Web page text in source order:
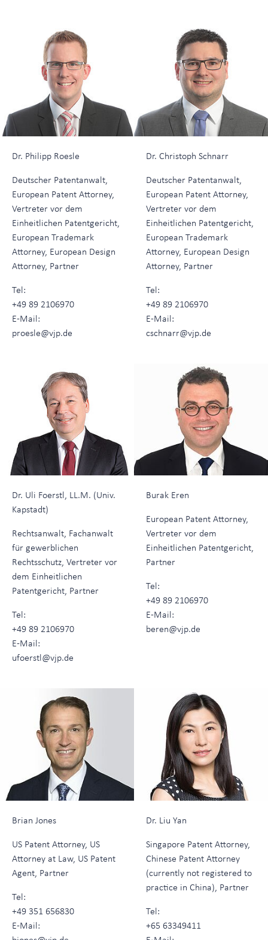
Dr. Philipp Roesle
Deutscher Patentanwalt,
European Patent Attorney,
Vertreter vor dem
Einheitlichen Patentgericht,
European Trademark
Attorney, European Design
Attorney, Partner
Tel:
+49 89 2106970
E-Mail:
proesle@vjp.de
Dr. Christoph Schnarr
Deutscher Patentanwalt,
European Patent Attorney,
Vertreter vor dem
Einheitlichen Patentgericht,
European Trademark
Attorney, European Design
Attorney, Partner
Tel:
+49 89 2106970
E-Mail:
cschnarr@vjp.de
Dr. Uli Foerstl, LL.M. (Univ.
Kapstadt)
Rechtsanwalt, Fachanwalt
für gewerblichen
Rechtsschutz, Vertreter vor
dem Einheitlichen
Patentgericht, Partner
Tel:
+49 89 2106970
E-Mail:
ufoerstl@vjp.de
Burak Eren
European Patent Attorney,
Vertreter vor dem
Einheitlichen Patentgericht,
Partner
Tel:
+49 89 2106970
E-Mail:
beren@vjp.de
Brian Jones
US Patent Attorney, US
Attorney at Law, US Patent
Agent, Partner
Tel:
+49 351 656830
E-Mail:
Dr. Liu Yan
Singapore Patent Attorney,
Chinese Patent Attorney
(currently not registered to
practice in China), Partner
Tel:
+65 63349411